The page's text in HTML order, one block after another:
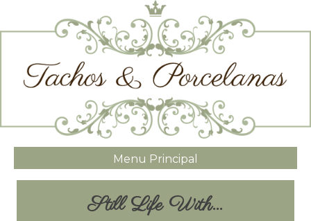
Menu Principal
Still Life With…